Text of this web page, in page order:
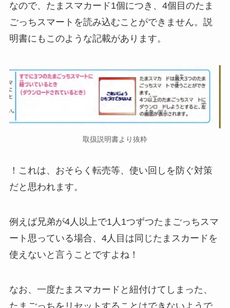
なので、たまスマカード1個につき、4個目のたま
ごっちスマートを読み込むことができません。説
明書にもこのような記載があります。
取扱説明書より抜粋
！これは、おそらく転売等、使い回しを防ぐ対策
だと思われます。
例えば兄弟が4人以上で1人1つずつたまごっちスマ
ート思っている場合、4人目は同じたまスカードを
使えないと言うことですよね！
なお、一度たまスマカードと紐付けてしまった、